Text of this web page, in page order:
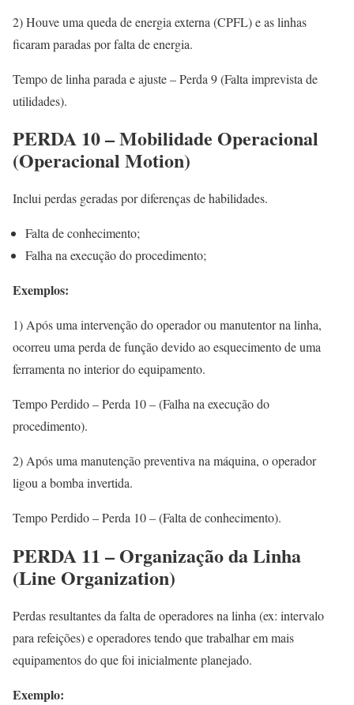
2) Houve uma queda de energia externa (CPFL) e as linhas
ficaram paradas por falta de energia.
Tempo de linha parada e ajuste – Perda 9 (Falta imprevista de
utilidades).
PERDA 10 – Mobilidade Operacional
(Operacional Motion)
Inclui perdas geradas por diferenças de habilidades.
Falta de conhecimento;
Falha na execução do procedimento;
Exemplos:
1) Após uma intervenção do operador ou manutentor na linha,
ocorreu uma perda de função devido ao esquecimento de uma
ferramenta no interior do equipamento.
Tempo Perdido – Perda 10 – (Falha na execução do
procedimento).
2) Após uma manutenção preventiva na máquina, o operador
ligou a bomba invertida.
Tempo Perdido – Perda 10 – (Falta de conhecimento).
PERDA 11 – Organização da Linha
(Line Organization)
Perdas resultantes da falta de operadores na linha (ex: intervalo
para refeições) e operadores tendo que trabalhar em mais
equipamentos do que foi inicialmente planejado.
Exemplo: